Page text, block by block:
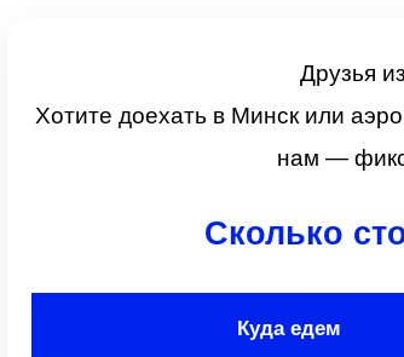
Друзья
Хотите доехать в Минск или
нам —
Сколько
Куда едем